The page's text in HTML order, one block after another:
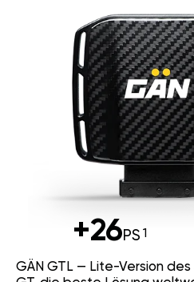
+26PS
GÄN GTL — Lite-Version des